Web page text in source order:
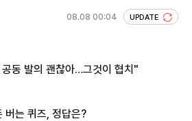
08.08 00:04 UPDATE
동 발의 괜찮아…그것이 협치"
버는 퀴즈, 정답은?